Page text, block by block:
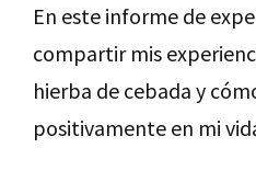
En este informe de
compartir mis
hierba de cebada y
positivamente en mi